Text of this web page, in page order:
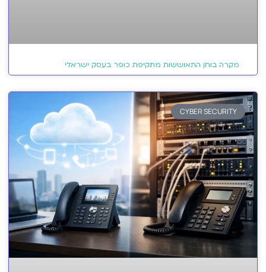
מקרה בוחן התאוששות מתקיפת כופר בעסק ישראלי
CYBER SECURITY